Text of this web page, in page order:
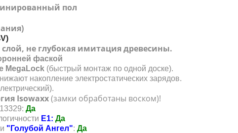
пол
не глубокая имитация древесины.
фаской
MegaLock (быстрый монтаж по одной доске).
накопление электростатических зарядов.
Isowaxx(замки обработаны воском)!
Да
E1: Да
"Голубой Ангел": Да